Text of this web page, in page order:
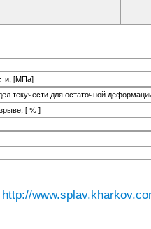
[МПа]
текучести для остаточной
[ % ]
http://